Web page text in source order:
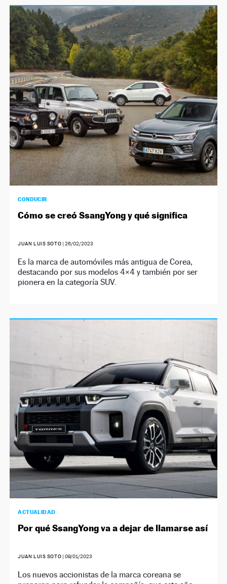
CONDUCIR
Cómo se creó SsangYong y qué significa
JUAN LUIS SOTO |26/02/2023
Es la marca de automóviles más antigua de Corea,
destacando por sus modelos 4×4 y también por ser
pionera en la categoría SUV.
ACTUALIDAD
Por qué SsangYong va a dejar de llamarse así
JUAN LUIS SOTO |09/01/2023
Los nuevos accionistas de la marca coreana se